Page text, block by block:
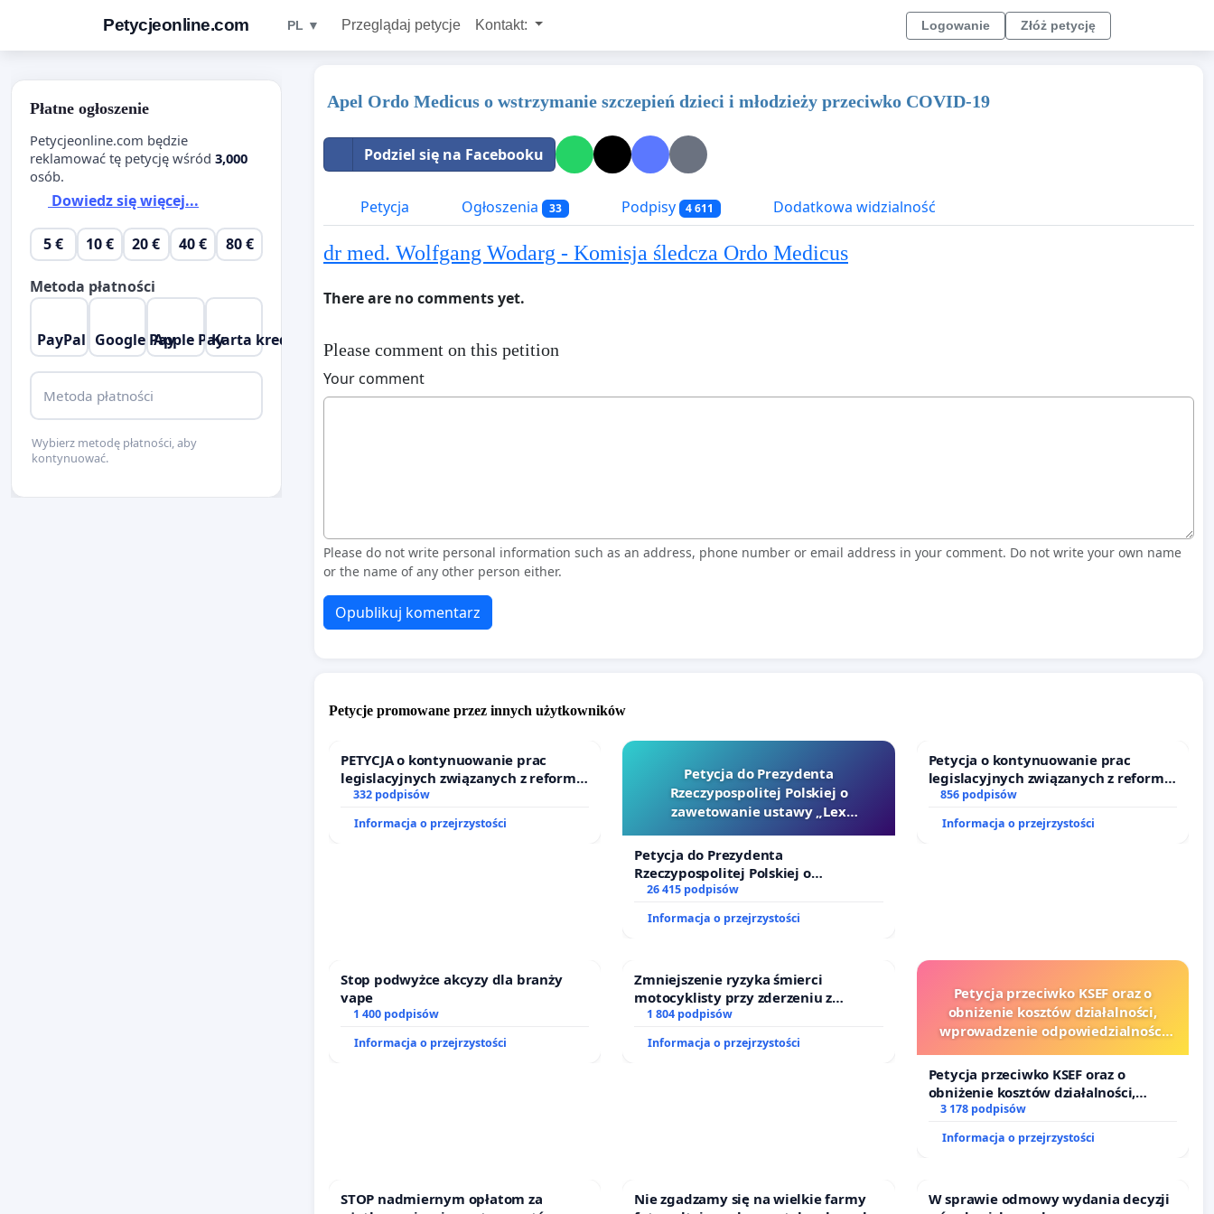
Petycjeonline.com PL ▼ Przeglądaj petycje Kontakt: Logowanie Złóż petycję
Apel Ordo Medicus o wstrzymanie szczepień dzieci i młodzieży przeciwko COVID-19
Podziel się na Facebooku
Petycja Ogłoszenia 33 Podpisy 4 611 Dodatkowa widzialność
dr med. Wolfgang Wodarg - Komisja śledcza Ordo Medicus
There are no comments yet.
Please comment on this petition
Your comment
Please do not write personal information such as an address, phone number or email address in your comment. Do not write your own name
or the name of any other person either.
Opublikuj komentarz
Petycje promowane przez innych użytkowników
PETYCJA o kontynuowanie prac
legislacyjnych związanych z reformą
prawa rodzinnego
332 podpisów
Informacja o przejrzystości
Petycja do Prezydenta
Rzeczypospolitej Polskiej o
zawetowanie ustawy „Lex
Petycja do Prezydenta
Rzeczypospolitej Polskiej o
zawetowanie ustawy „Lex Szarlatan”
26 415 podpisów
Informacja o przejrzystości
Petycja o kontynuowanie prac
legislacyjnych związanych z reformą
prawa rodzinnego
856 podpisów
Informacja o przejrzystości
Stop podwyżce akcyzy dla branży
vape
1 400 podpisów
Informacja o przejrzystości
Zmniejszenie ryzyka śmierci
motocyklisty przy zderzeniu z
barierą energochłonną
1 804 podpisów
Informacja o przejrzystości
Petycja przeciwko KSEF oraz o
obniżenie kosztów działalności,
wprowadzenie odpowiedzialności
i sędziów
Petycja przeciwko KSEF oraz o
obniżenie kosztów działalności,
wprowadzenie odpowiedzialności
sędziów
3 178 podpisów
Informacja o przejrzystości
STOP nadmiernym opłatom za
Nie zgadzamy się na wielkie farmy
W sprawie odmowy wydania decyzji
Płatne ogłoszenie
Petycjeonline.com będzie
reklamować tę petycję wśród 3,000
osób.
Dowiedz się więcej...
5 € 10 € 20 € 40 € 80 €
Metoda płatności
PayPal Google PayApple PayKarta kredytowa
Metoda płatności
Wybierz metodę płatności, aby
kontynuować.